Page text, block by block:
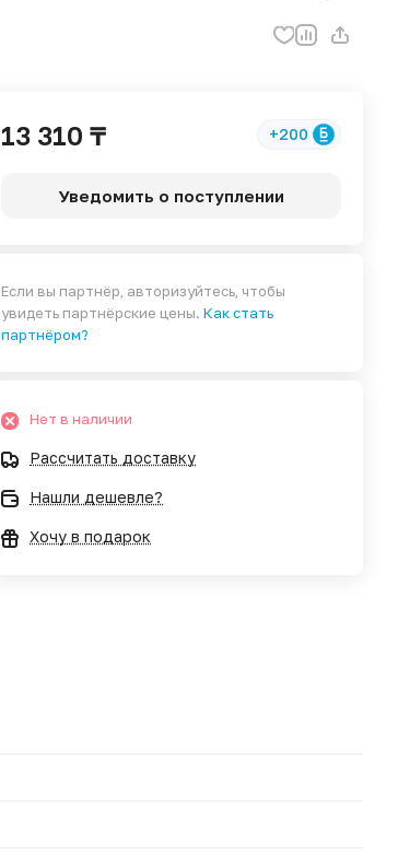
13 310 ₸ +200
Уведомить о поступлении
Если вы партнёр, авторизуйтесь, чтобы
увидеть партнёрские цены.Как стать
партнёром?
Нет в наличии
Рассчитать доставку
Нашли дешевле?
Хочу в подарок